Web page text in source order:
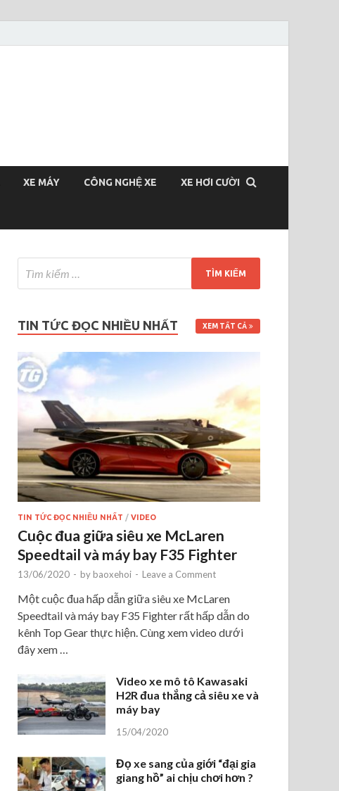
XE MÁY CÔNG NGHỆ XE XE HƠI CƯỜI
TIN TỨC ĐỌC NHIỀU NHẤT XEM TẤT CẢ
TIN TỨC ĐỌC NHIỀU NHẤT /VIDEO
Cuộc đua giữa siêu xe McLaren
Speedtail và máy bay F35 Fighter
13/06/2020 - by baoxehoi - Leave a Comment
Một cuộc đua hấp dẫn giữa siêu xe McLaren
Speedtail và máy bay F35 Fighter rất hấp dẫn do
kênh Top Gear thực hiện. Cùng xem video dưới
đây xem …
Video xe mô tô Kawasaki
H2R đua thắng cả siêu xe và
máy bay
15/04/2020
Đọ xe sang của giới “đại gia
giang hồ” ai chịu chơi hơn ?